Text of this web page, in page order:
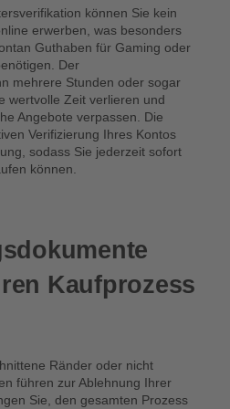
können Sie kein
erwerben, was besonders
Guthaben für Gaming oder
Der
mehrere Stunden oder sogar
wertvolle Zeit verlieren und
Angebote verpassen. Die
Verifizierung Ihres Kontos
sodass Sie jederzeit sofort
können.
Kaufprozess
Ränder oder nicht
führen zur Ablehnung Ihrer
Sie, den gesamten Prozess